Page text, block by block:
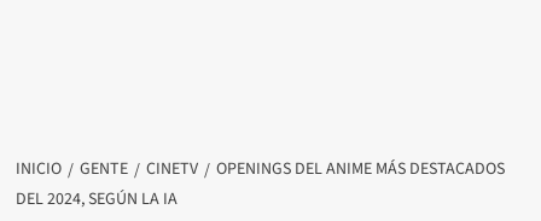
INICIO GENTE CINETV
OPENINGS DEL ANIME MÁS DESTACADOS
DEL 2024, SEGÚN LA IA